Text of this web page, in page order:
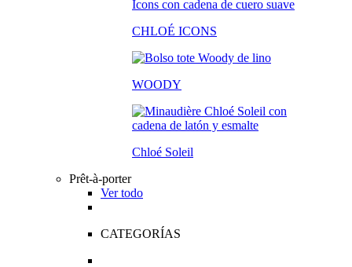
CHLOÉ ICONS
WOODY
Chloé Soleil
Prêt-à-porter
Ver todo
CATEGORÍAS